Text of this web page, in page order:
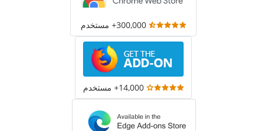
300,000+ مستخدم
14,000+ مستخدم